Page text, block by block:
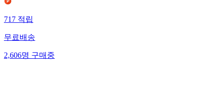
717적립
무료배송
2,606명구매중